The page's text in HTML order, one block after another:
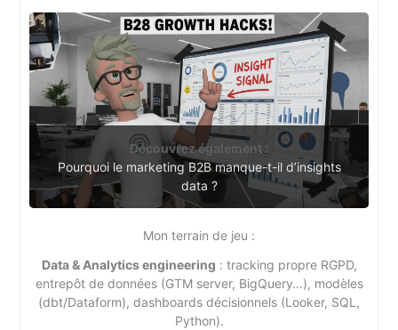
Découvrez également :
Pourquoi le marketing B2B manque-t-il d’insights
data ?
Mon terrain de jeu :
Data & Analytics engineering : tracking propre RGPD,
entrepôt de données (GTM server, BigQuery…), modèles
(dbt/Dataform), dashboards décisionnels (Looker, SQL,
Python).